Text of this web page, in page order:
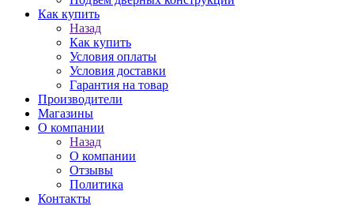
Как купить
Назад
Как купить
Условия оплаты
Условия доставки
Гарантия на товар
Производители
Магазины
О компании
Назад
О компании
Отзывы
Политика
Контакты